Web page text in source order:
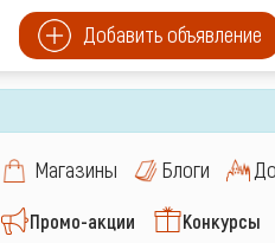
Добавить объявление
Магазины Блоги
Промо-акции Конкурсы